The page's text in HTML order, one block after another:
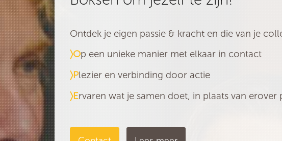
Ontdek je eigen passie & kracht en die van je
〉Op een unieke manier met elkaar in contact
〉Plezier en verbinding door actie
〉Ervaren wat je samen doet, in plaats van erover